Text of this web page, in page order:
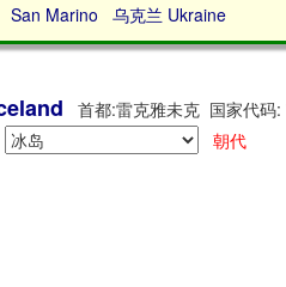
San Marino
乌克兰 Ukraine
首都:雷克雅未克 国家代码
朝代